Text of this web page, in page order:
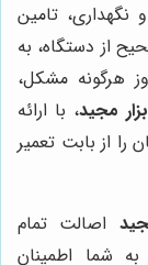
تامین
از دستگاه، به
هرگونه مشکل،
مجید، با ارائه
از بابت تعمیر
اصالت تمام
شما اطمینان